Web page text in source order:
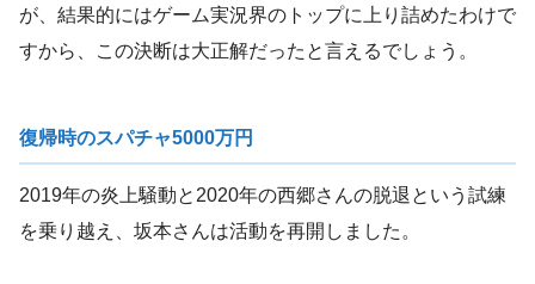
が、結果的にはゲーム実況界のトップに上り詰めたわけで
すから、この決断は大正解だったと言えるでしょう。
復帰時のスパチャ5000万円
2019年の炎上騒動と2020年の西郷さんの脱退という試練
を乗り越え、坂本さんは活動を再開しました。